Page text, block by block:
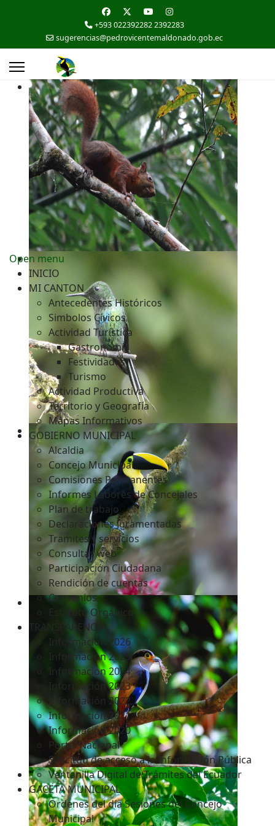
+593 022392282 2392283
sugerencias@pedrovicentemaldonado.gob.ec
Open menu
INICIO
MI CANTON
Antecedentes Históricos
Simbolos Cívicos
Actividad Turística
Gastronomía
Festividades
Turismo
Actividad Productiva
Territorio y Geografía
Mapas Informativos
GOBIERNO MUNICIPAL
Alcaldia
Concejo Municipal
Comisiones Permanentes
Informes Labores de Concejales
Plan de trabajo
Declaraciones Juramentadas
Tramites y servicios
Consultas web
Participación Ciudadana
Rendición de cuentas
Convenios
Estatuto Orgánico
TRANSPARENCIA
Informacion 2026
Informacion 2025
Informacion 2024
Información 2023
Información 2022
Información 2021
Información 2020
Portal Nacional
Solicitud de acceso a la Información Pública
Ventanilla Digital de Trámites del Ecuador
GACETA MUNICIPAL
Ordenes del día Sesiones del Concejo
Municipal